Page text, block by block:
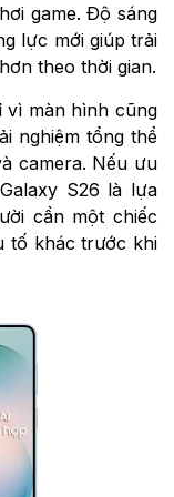
game. Độ sáng
lực mới giúp trải
theo thời gian.
vì màn hình cũng
nghiệm tổng thể
camera. Nếu ưu
S26 là lựa
cần một chiếc
tố khác trước khi